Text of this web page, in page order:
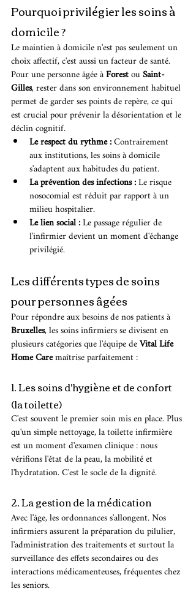
Pourquoi privilégier les soins à
domicile ?
Le maintien à domicile n'est pas seulement un
choix affectif, c'est aussi un facteur de santé.
Pour une personne âgée à Forest ou Saint-
Gilles, rester dans son environnement habituel
permet de garder ses points de repère, ce qui
est crucial pour prévenir la désorientation et le
déclin cognitif.
Le respect du rythme : Contrairement
aux institutions, les soins à domicile
s'adaptent aux habitudes du patient.
La prévention des infections : Le risque
nosocomial est réduit par rapport à un
milieu hospitalier.
Le lien social : Le passage régulier de
l'infirmier devient un moment d'échange
privilégié.
Les différents types de soins
pour personnes âgées
Pour répondre aux besoins de nos patients à
Bruxelles, les soins infirmiers se divisent en
plusieurs catégories que l'équipe de Vital Life
Home Care maîtrise parfaitement :
1. Les soins d'hygiène et de confort
(la toilette)
C'est souvent le premier soin mis en place. Plus
qu'un simple nettoyage, la toilette infirmière
est un moment d'examen clinique : nous
vérifions l'état de la peau, la mobilité et
l'hydratation. C'est le socle de la dignité.
2. La gestion de la médication
Avec l'âge, les ordonnances s'allongent. Nos
infirmiers assurent la préparation du pilulier,
l'administration des traitements et surtout la
surveillance des effets secondaires ou des
interactions médicamenteuses, fréquentes chez
les seniors.